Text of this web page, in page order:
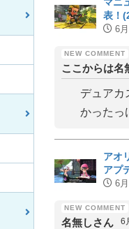
表！
6
デュアカ
かったっ
アオ
アプ
6
名無しさん 6